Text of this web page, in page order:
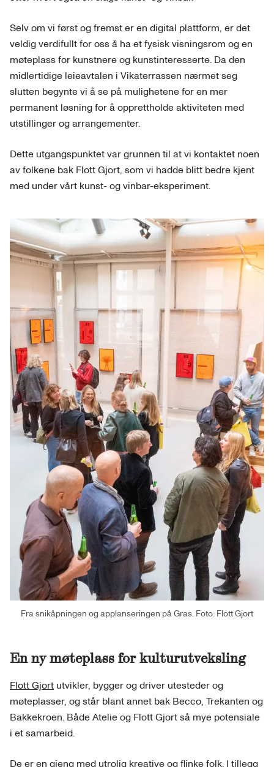
Selv om vi først og fremst er en digital plattform, er det
veldig verdifullt for oss å ha et fysisk visningsrom og en
møteplass for kunstnere og kunstinteresserte. Da den
midlertidige leieavtalen i Vikaterrassen nærmet seg
slutten begynte vi å se på mulighetene for en mer
permanent løsning for å opprettholde aktiviteten med
utstillinger og arrangementer.
Dette utgangspunktet var grunnen til at vi kontaktet noen
av folkene bak Flott Gjort, som vi hadde blitt bedre kjent
med under vårt kunst- og vinbar-eksperiment.
Fra snikåpningen og applanseringen på Gras. Foto: Flott Gjort
En ny møteplass for kulturutveksling
Flott Gjort utvikler, bygger og driver utesteder og
møteplasser, og står blant annet bak Becco, Trekanten og
Bakkekroen. Både Atelie og Flott Gjort så mye potensiale
i et samarbeid.
De er en gjeng med utrolig kreative og flinke folk. I tillegg